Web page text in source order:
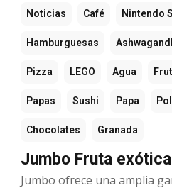
Noticias Café Nintendo
Hamburguesas
Pizza LEGO Agua
Papas Sushi Papa
Chocolates Granada
Jumbo Fruta
Jumbo ofrece una amplia